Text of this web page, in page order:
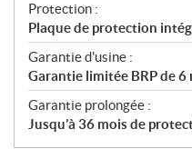
Protection :
Plaque de protection
Garantie d'usine :
Garantie limitée BRP de 6
Garantie prolongée :
Jusqu’à 36 mois de